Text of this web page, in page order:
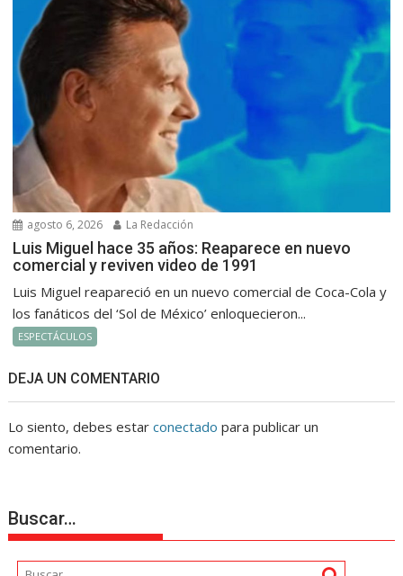
agosto 6, 2026 La Redacción
Luis Miguel hace 35 años: Reaparece en nuevo
comercial y reviven video de 1991
Luis Miguel reapareció en un nuevo comercial de Coca-Cola y
los fanáticos del ‘Sol de México’ enloquecieron...
ESPECTÁCULOS
DEJA UN COMENTARIO
Lo siento, debes estarconectado para publicar un
comentario.
Buscar…